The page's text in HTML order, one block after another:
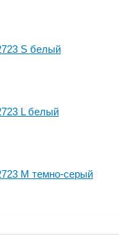
S белый
L белый
M темно-серый